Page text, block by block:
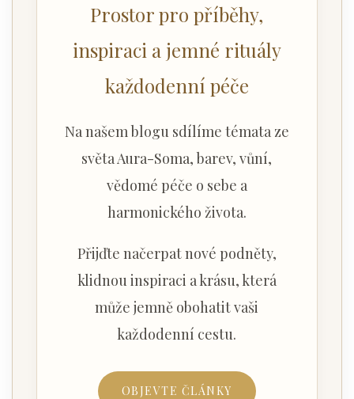
Prostor pro příběhy,
inspiraci a jemné rituály
každodenní péče
Na našem blogu sdílíme témata ze
světa Aura-Soma, barev, vůní,
vědomé péče o sebe a
harmonického života.
Přijďte načerpat nové podněty,
klidnou inspiraci a krásu, která
může jemně obohatit vaši
každodenní cestu.
OBJEVTE ČLÁNKY